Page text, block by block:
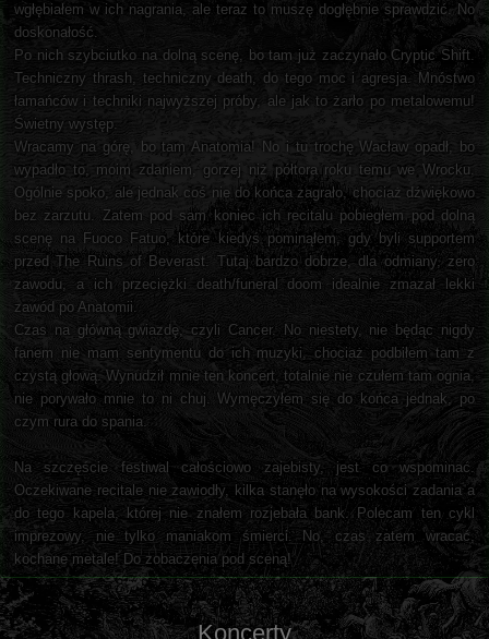
wgłębiałem w ich nagrania, ale teraz to muszę dogłębnie sprawdzić. No
doskonałość.
Po nich szybciutko na dolną scenę, bo tam już zaczynało Cryptic Shift.
Techniczny thrash, techniczny death, do tego moc i agresja. Mnóstwo
łamańców i techniki najwyższej próby, ale jak to żarło po metalowemu!
Świetny występ.
Wracamy na górę, bo tam Anatomia! No i tu trochę Wacław opadł, bo
wypadło to, moim zdaniem, gorzej niż półtora roku temu we Wrocku.
Ogólnie spoko, ale jednak coś nie do końca zagrało, chociaż dźwiękowo
bez zarzutu. Zatem pod sam koniec ich recitalu pobiegłem pod dolną
scenę na Fuoco Fatuo, które kiedyś pominąłem, gdy byli supportem
przed The Ruins of Beverast. Tutaj bardzo dobrze, dla odmiany, zero
zawodu, a ich przeciężki death/funeral doom idealnie zmazał lekki
zawód po Anatomii.
Czas na główną gwiazdę, czyli Cancer. No niestety, nie będąc nigdy
fanem nie mam sentymentu do ich muzyki, chociaż podbiłem tam z
czystą głową. Wynudził mnie ten koncert, totalnie nie czułem tam ognia,
nie porywało mnie to ni chuj. Wymęczyłem się do końca jednak, po
czym rura do spania.
Na szczęście festiwal całościowo zajebisty, jest co wspominać.
Oczekiwane recitale nie zawiodły, kilka stanęło na wysokości zadania a
do tego kapela, której nie znałem rozjebała bank. Polecam ten cykl
imprezowy, nie tylko maniakom śmierci. No, czas zatem wracać,
kochane metale! Do zobaczenia pod sceną!
Koncerty